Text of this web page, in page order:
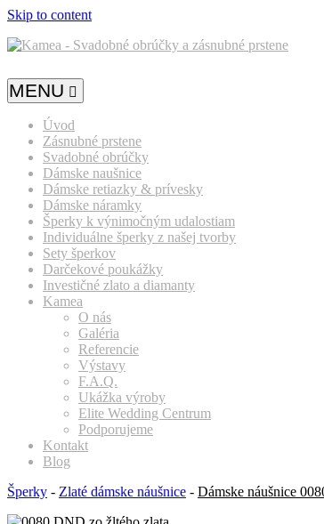
Skip to content
MENU
Úvod
Zásnubné prstene
Svadobné obrúčky
Dámske naušnice
Dámske retiazky & prívesky
Dámske náramky
Šperky k výnimočným udalostiam
Individuálne šperky z našej tvorby
Sety šperkov
Darčekové poukážky
Investičné zlato a diamanty
Kamea
O nás
Galéria
Referencie
Výstavy
F.A.Q.
Ukážka výroby
Elite Wedding Centrum
Podporujeme
Kontakt
Blog
Šperky - Zlaté dámske náušnice - Dámske náušnice